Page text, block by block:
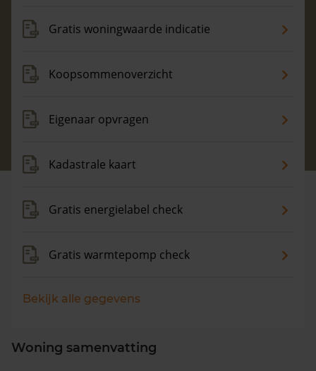
Maandag t/m vrijdag - 08:00 -18:00
Gratis woningwaarde indicatie
Koopsommenoverzicht
Eigenaar opvragen
Kadastrale kaart
Gratis energielabel check
Gratis warmtepomp check
Bekijk alle gegevens
Woning samenvatting